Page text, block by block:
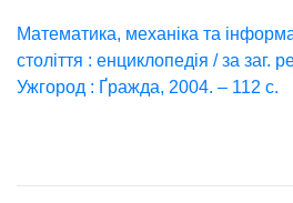
Математика, механіка та
століття : енциклопедія / за заг.
Ужгород : Ґражда, 2004. – 112 с.